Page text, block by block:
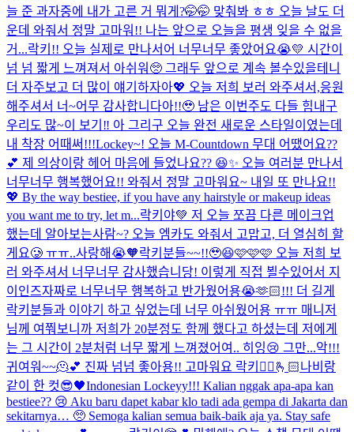
늘 준 과자중에 내가 고른 거 뭐게?🤭🤭 맞춰봐 ㅎㅎ 오늘 날도 더
운데 와줘서 정말 고마워!! 나는 앞으로 오늘을 평생 잊을 수 없을
거...락키!! 오늘 실제로 만나서어 너무너무 좋았어요😭💛 시간이
넘 넘 짧게 느껴져서 아쉬워🥺 그래두 앞으로 계속 볼수있을테니
더 자주보고 더 많이 얘기하자아💖 오늘 저희 보러 와주셔서,응원
해주셔서 너~어무 감사합니다아!!🥹 남은 이번주도 다들 힘내구
우리도 많~이 보기‼️ 아 그리구 오늘 완전 새로운 스타일이였는데
내 착장 어때써!!!Lockey~! 오늘 M-Countdown 무대 어땠어요??
💕 제 의상이랑 헤어 마음에 들었나요?? 😆✨ 오늘 여러분 만나서
너무너무 행복했어요!! 와줘서 정말 고마워요~ 내일 또 만나요!!
💖 By the way bestiee, if you have any hairstyle or makeup ideas
you want me to try, let m...락키야💚 저 오늘 쪼끔 다른 메이크업
했는데 알아보는사람~? 오늘 엠카도 와줘서 고맙고, 더 열심히 할
게요🥲 ㅠㅠ..사랑해😭🧡락키분들~~!!🥹😆🩷🩷🩷 오늘 저희 보
러 와주셔서 너무너무 감사했습니당! 이렇게 직접 뵐수있어서 지
이인즈자짜로 너무너무 행복하고 반가웠어용😭🫶🏻!!! 더 길게
락키분들과 이야기 하고 싶었는데 너무 아쉬웠어용 ㅠㅠ 매니저
님께 여쭤보니까 저희가 20분정도 함께 했다고 하셨는데 저에게
는 그 시간이 2분처럼 너무 짧게 느껴졌어여.. 히잉😢 그만...악!!!
귀여워~~🫠💕 진짜 넘넘 좋아용!! 고마워요 락키🙂‍↔️🫰🏻나비랑
같이 한 컷😎🖤Indonesian Lockeyy!!! Kalian nggak apa-apa kan
bestiee?? 😢 Aku baru dapet kabar klo tadi ada gempa di Jakarta dan
sekitarnya… 🥺 Semoga kalian semua baik-baik aja ya. Stay safe